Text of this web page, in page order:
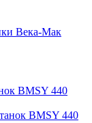
Века-Мак
BMSY 440